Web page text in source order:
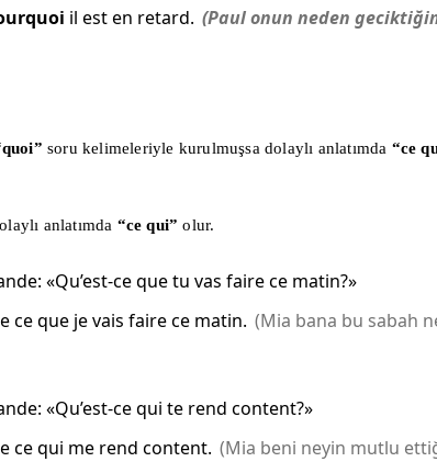
il est en retard. (Paul onun neden
soru kelimeleriyle kurulmuşsa dolaylı anlatımda “ce
anlatımda “ce qui” olur.
«Qu’est-ce que tu vas faire ce matin?»
ce que je vais faire ce matin. (Mia bana bu sabah
«Qu’est-ce qui te rend content?»
ce qui me rend content. (Mia beni neyin mutlu